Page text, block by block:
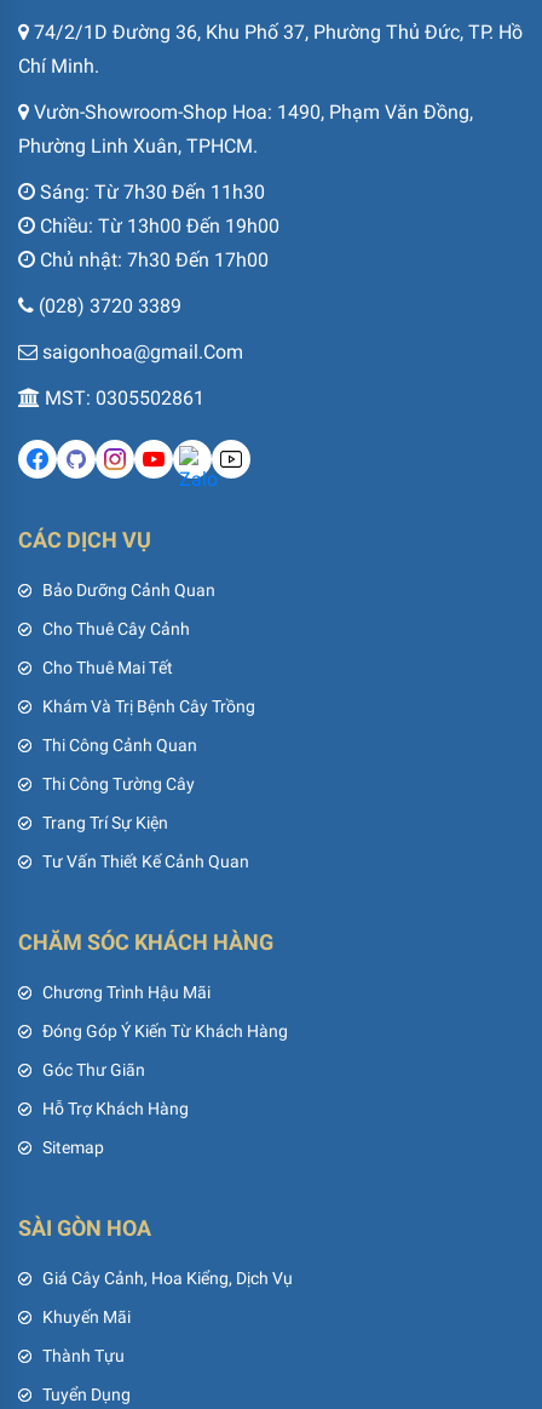
74/2/1D Đường 36, Khu Phố 37, Phường Thủ Đức, TP. Hồ
Chí Minh.
Vườn-Showroom-Shop Hoa: 1490, Phạm Văn Đồng,
Phường Linh Xuân, TPHCM.
Sáng: Từ 7h30 Đến 11h30
Chiều: Từ 13h00 Đến 19h00
Chủ nhật: 7h30 Đến 17h00
(028) 3720 3389
saigonhoa@gmail.Com
MST: 0305502861
CÁC DỊCH VỤ
Bảo Dưỡng Cảnh Quan
Cho Thuê Cây Cảnh
Cho Thuê Mai Tết
Khám Và Trị Bệnh Cây Trồng
Thi Công Cảnh Quan
Thi Công Tường Cây
Trang Trí Sự Kiện
Tư Vấn Thiết Kế Cảnh Quan
CHĂM SÓC KHÁCH HÀNG
Chương Trình Hậu Mãi
Đóng Góp Ý Kiến Từ Khách Hàng
Góc Thư Giãn
Hỗ Trợ Khách Hàng
Sitemap
SÀI GÒN HOA
Giá Cây Cảnh, Hoa Kiểng, Dịch Vụ
Khuyến Mãi
Thành Tựu
Tuyển Dụng